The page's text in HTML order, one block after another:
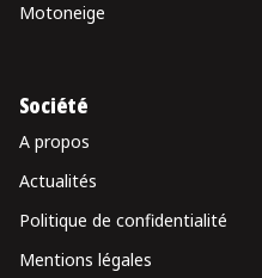
Motoneige
Société
A propos
Actualités
Politique de confidentialité
Mentions légales